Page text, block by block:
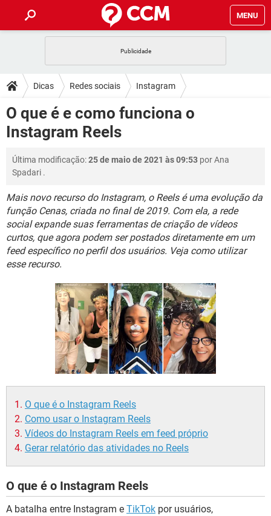
MENU
CELULAR FACEBOOK
OUTLOOK EXCEL
INSTAGRAM
DICAS
JOGOS WHATSAPP
CELULAR FACEBOOK
OUTLOOK
INSTAGRAM GMAIL
DOWNLOADS
JOGOS
OUTLOOK
INSTAGRAM GMAIL
GUIA DE COMPRAS
FÓRUM
JOGOS WHATSAPP
OUTLOOK EXCEL
INSTAGRAM GMAIL
GUIA DE COMPRAS
GLOSSÁRIO
JOGOS WHATSAPP
CELULAR FACEBOOK
OUTLOOK EXCEL
INSTAGRAM GMAIL
Dicas Redes sociais Instagram
O que é e como funciona o
Instagram Reels
Última modificação:25 de maio de 2021 às 09:53 porAna
Spadari .
Mais novo recurso do Instagram, o Reels é uma evolução da
função Cenas, criada no final de 2019. Com ela, a rede
social expande suas ferramentas de criação de vídeos
curtos, que agora podem ser postados diretamente em um
feed específico no perfil dos usuários. Veja como utilizar
esse recurso.
O que é o Instagram Reels
Como usar o Instagram Reels
Vídeos do Instagram Reels em feed próprio
Gerar relatório das atividades no Reels
O que é o Instagram Reels
A batalha entre Instagram e TikTok por usuários,